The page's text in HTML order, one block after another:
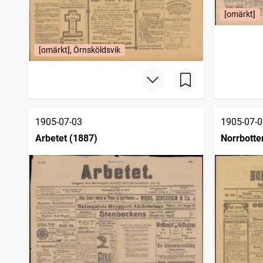
[omärkt], Örnsköldsvik
[omärkt]
1905-07-03
Arbetet (1887)
1905-07-